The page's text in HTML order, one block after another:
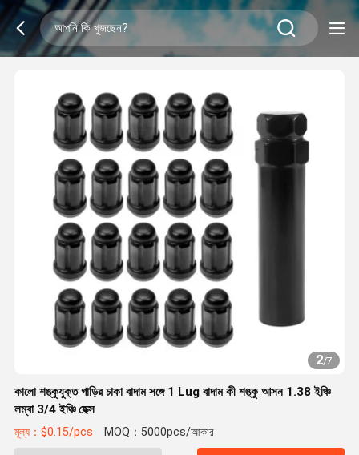
2/7
কালো শঙ্কুযুক্ত গাড়ির চাকা বাদাম সঙ্গে 1 Lug বাদাম কী শঙ্কু আসন 1.38 ইঞ্চি
লম্বা 3/4 ইঞ্চি হেক্স
মূল্য：$0.15/pcs MOQ：5000pcs/আকার